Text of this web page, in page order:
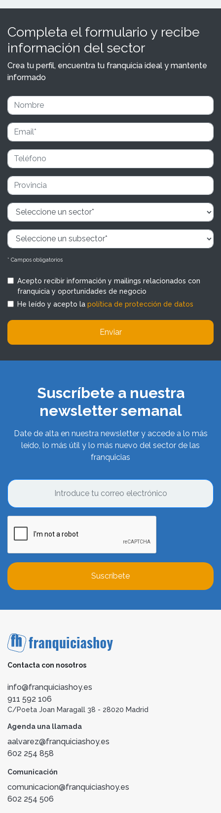
Completa el formulario y recibe
información del sector
Crea tu perfil, encuentra tu franquicia ideal y mantente
informado
* Campos obligatorios
Acepto recibir información y mailings relacionados con
franquicia y oportunidades de negocio
He leído y acepto la política de protección de datos
Enviar
Suscríbete a nuestra
newsletter semanal
Date de alta en nuestra newsletter y accede a lo más
leído, lo más útil y lo más nuevo del sector de las
franquicias
Suscríbete
Contacta con nosotros
info@franquiciashoy.es
911 592 106
C/Poeta Joan Maragall 38 - 28020 Madrid
Agenda una llamada
aalvarez@franquiciashoy.es
602 254 858
Comunicación
comunicacion@franquiciashoy.es
602 254 506